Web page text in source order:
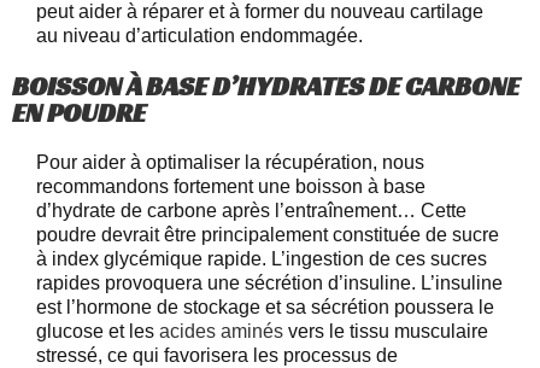
peut aider à réparer et à former du nouveau cartilage
au niveau d’articulation endommagée.
BOISSON À BASE D’HYDRATES DE CARBONE
EN POUDRE
Pour aider à optimaliser la récupération, nous
recommandons fortement une boisson à base
d’hydrate de carbone après l’entraînement… Cette
poudre devrait être principalement constituée de sucre
à index glycémique rapide. L’ingestion de ces sucres
rapides provoquera une sécrétion d’insuline. L’insuline
est l’hormone de stockage et sa sécrétion poussera le
glucose et les acides aminés vers le tissu musculaire
stressé, ce qui favorisera les processus de